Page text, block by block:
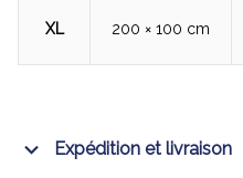
XL 200 × 100 cm
Expédition et livraison